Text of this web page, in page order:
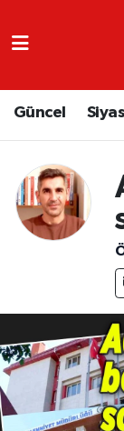
GüncelAsayiş
Bölge
Eğitim
GENEL
Güncel
Trafik
Süper Lig
Tüm
Son
Haber